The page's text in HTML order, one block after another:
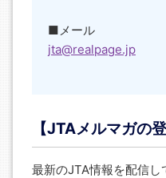
■メール
jta@realpage.jp
【JTAメルマガの
最新のJTA情報を配信し